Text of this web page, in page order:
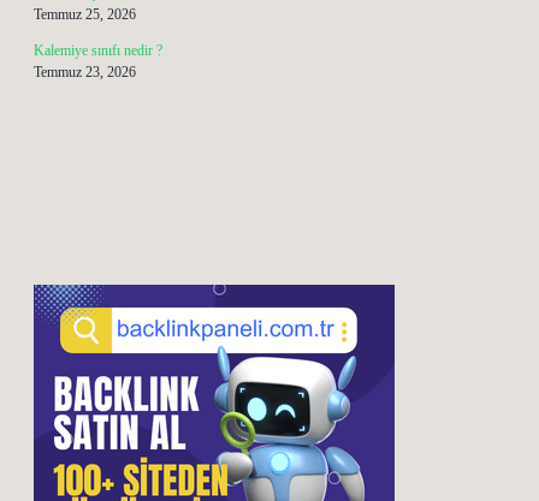
Temmuz 25, 2026
Kalemiye sınıfı nedir ?
Temmuz 23, 2026